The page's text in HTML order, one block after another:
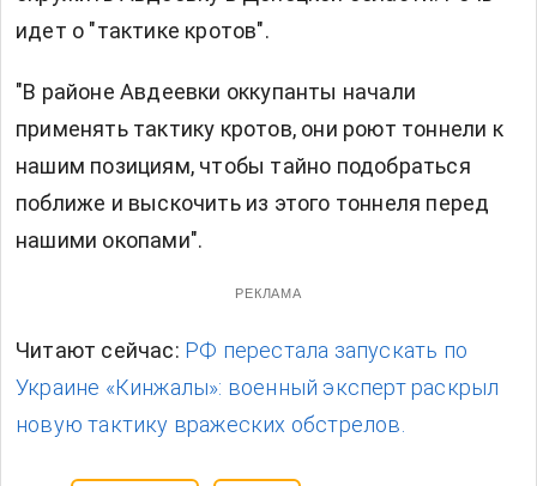
идет о "тактике кротов".
"В районе Авдеевки оккупанты начали
применять тактику кротов, они роют тоннели к
нашим позициям, чтобы тайно подобраться
поближе и выскочить из этого тоннеля перед
нашими окопами".
РЕКЛАМА
Читают сейчас: РФ перестала запускать по
Украине «Кинжалы»: военный эксперт раскрыл
новую тактику вражеских обстрелов.